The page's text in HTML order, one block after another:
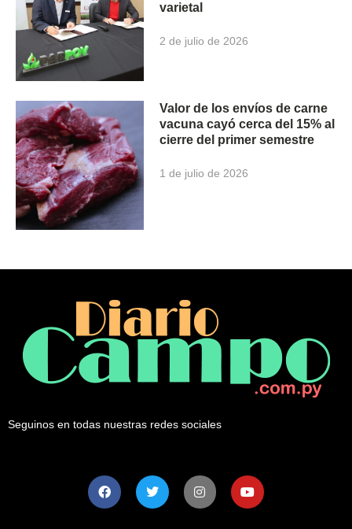
varietal
2 de julio de 2026
Valor de los envíos de carne
vacuna cayó cerca del 15% al
cierre del primer semestre
1 de julio de 2026
Seguinos en todas nuestras redes sociales